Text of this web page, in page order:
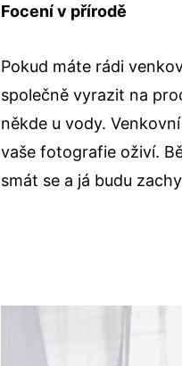
Focení v přírodě
Pokud máte rádi
společně vyrazit na
někde u vody.
vaše fotografie oživí.
smát se a já budu